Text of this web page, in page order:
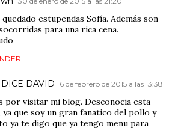
estupendas Sofía. Además son
para una rica cena.
DAVID 6 de febrero de 2015 a las 13:38
por visitar mi blog. Desconocia esta
ya que soy un gran fanatico del pollo y
ya te digo que ya tengo menu para